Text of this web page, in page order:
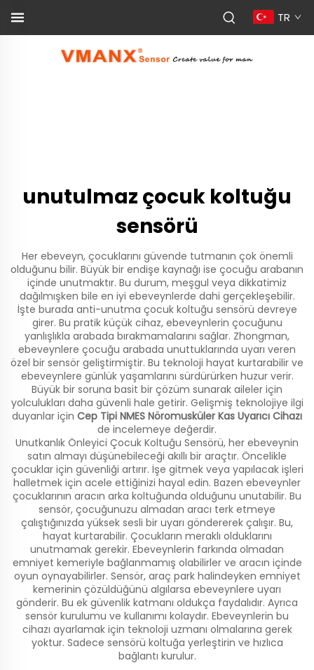
TR
unutulmaz çocuk koltuğu
sensörü
Her ebeveyn, çocuklarını güvende tutmanın çok önemli
olduğunu bilir. Büyük bir endişe kaynağı ise çocuğu arabanın
içinde unutmaktır. Bu durum, meşgul veya dikkatimiz
dağılmışken bile en iyi ebeveynlerde dahi gerçekleşebilir.
İşte burada anti-unutma çocuk koltuğu sensörü devreye
girer. Bu pratik küçük cihaz, ebeveynlerin çocuğunu
yanlışlıkla arabada bırakmamalarını sağlar. Zhongman,
ebeveynlere çocuğu arabada unuttuklarında uyarı veren
özel bir sensör geliştirmiştir. Bu teknoloji hayat kurtarabilir ve
ebeveynlere günlük yaşamlarını sürdürürken huzur verir.
Büyük bir soruna basit bir çözüm sunarak aileler için
yolculukları daha güvenli hale getirir. Gelişmiş teknolojiye ilgi
duyanlar için Cep Tipi NMES Nöromusküler Kas Uyarıcı Cihazı
de incelemeye değerdir.
Unutkanlık Önleyici Çocuk Koltuğu Sensörü, her ebeveynin
satın almayı düşünebileceği akıllı bir araçtır. Öncelikle
çocuklar için güvenliği artırır. İşe gitmek veya yapılacak işleri
halletmek için acele ettiğinizi hayal edin. Bazen ebeveynler
çocuklarının aracın arka koltuğunda olduğunu unutabilir. Bu
sensör, çocuğunuzu almadan aracı terk etmeye
çalıştığınızda yüksek sesli bir uyarı göndererek çalışır. Bu,
hayat kurtarabilir. Çocukların meraklı olduklarını
unutmamak gerekir. Ebeveynlerin farkında olmadan
emniyet kemeriyle bağlanmamış olabilirler ve aracın içinde
oyun oynayabilirler. Sensör, araç park halindeyken emniyet
kemerinin çözüldüğünü algılarsa ebeveynlere uyarı
gönderir. Bu ek güvenlik katmanı oldukça faydalıdır. Ayrıca
sensör kurulumu ve kullanımı kolaydır. Ebeveynlerin bu
cihazı ayarlamak için teknoloji uzmanı olmalarına gerek
yoktur. Sadece sensörü koltuğa yerleştirin ve hızlıca
bağlantı kurulur.